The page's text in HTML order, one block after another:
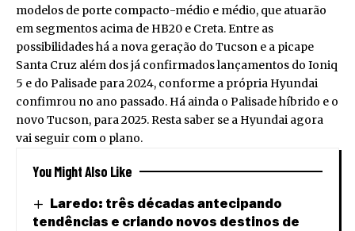
modelos de porte compacto-médio e médio, que atuarão
em segmentos acima de HB20 e Creta. Entre as
possibilidades há a nova geração do Tucson e a picape
Santa Cruz além dos já confirmados lançamentos do Ioniq
5 e do Palisade para 2024, conforme a própria Hyundai
confimrou no ano passado. Há ainda o Palisade híbrido e o
novo Tucson, para 2025. Resta saber se a Hyundai agora
vai seguir com o plano.
You Might Also Like
Laredo: três décadas antecipando
tendências e criando novos destinos de